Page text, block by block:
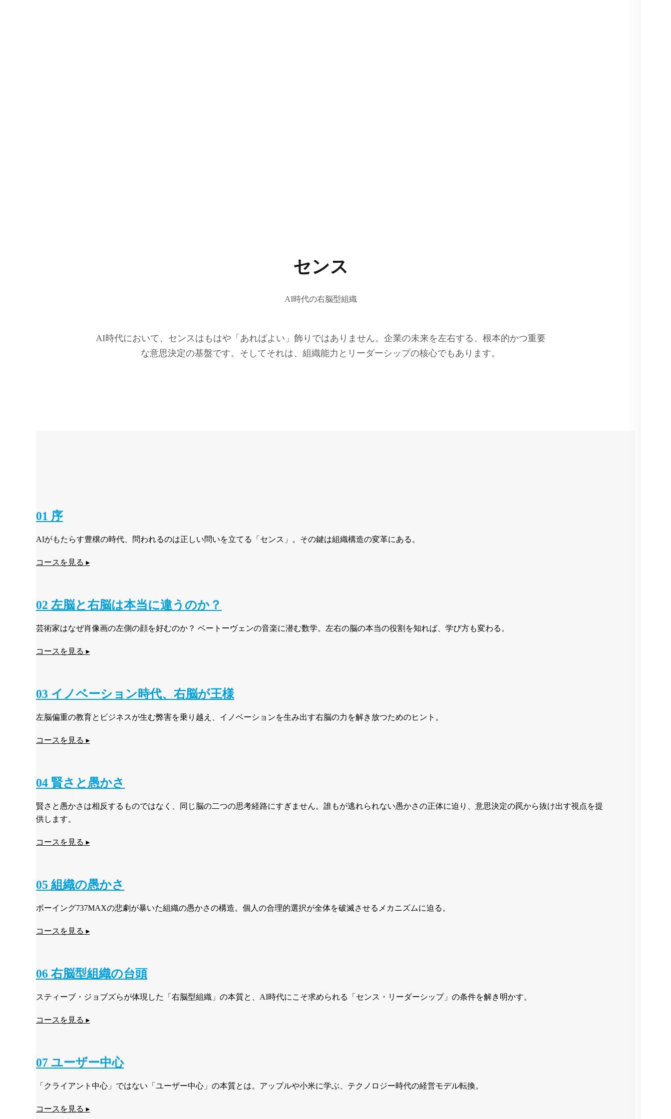
センス
AI時代の右脳型組織
AI時代において、センスはもはや「あればよい」飾りではありません。企業の未来を左右する、根本的かつ重要
な意思決定の基盤です。そしてそれは、組織能力とリーダーシップの核心でもあります。
01 序
AIがもたらす豊穣の時代、問われるのは正しい問いを立てる「センス」。その鍵は組織構造の変革にある。
コースを見る ▸
02 左脳と右脳は本当に違うのか？
芸術家はなぜ肖像画の左側の顔を好むのか？ ベートーヴェンの音楽に潜む数学。左右の脳の本当の役割を知れば、学び方も変わる。
コースを見る ▸
03 イノベーション時代、右脳が王様
左脳偏重の教育とビジネスが生む弊害を乗り越え、イノベーションを生み出す右脳の力を解き放つためのヒント。
コースを見る ▸
04 賢さと愚かさ
賢さと愚かさは相反するものではなく、同じ脳の二つの思考経路にすぎません。誰もが逃れられない愚かさの正体に迫り、意思決定の罠から抜け出す視点を提
供します。
コースを見る ▸
05 組織の愚かさ
ボーイング737MAXの悲劇が暴いた組織の愚かさの構造。個人の合理的選択が全体を破滅させるメカニズムに迫る。
コースを見る ▸
06 右脳型組織の台頭
スティーブ・ジョブズらが体現した「右脳型組織」の本質と、AI時代にこそ求められる「センス・リーダーシップ」の条件を解き明かす。
コースを見る ▸
07 ユーザー中心
「クライアント中心」ではない「ユーザー中心」の本質とは。アップルや小米に学ぶ、テクノロジー時代の経営モデル転換。
コースを見る ▸